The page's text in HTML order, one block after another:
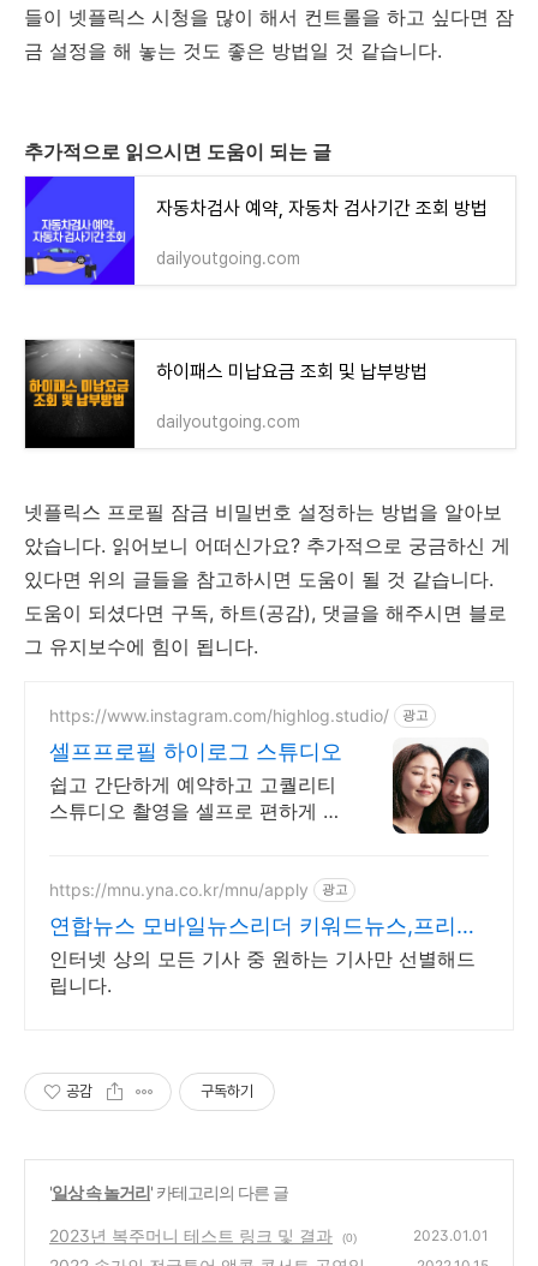
들이 넷플릭스 시청을 많이 해서 컨트롤을 하고 싶다면 잠
금 설정을 해 놓는 것도 좋은 방법일 것 같습니다.
추가적으로 읽으시면 도움이 되는 글
자동차검사 예약, 자동차 검사기간 조회 방법
dailyoutgoing.com
하이패스 미납요금 조회 및 납부방법
dailyoutgoing.com
넷플릭스 프로필 잠금 비밀번호 설정하는 방법을 알아보
았습니다. 읽어보니 어떠신가요? 추가적으로 궁금하신 게
있다면 위의 글들을 참고하시면 도움이 될 것 같습니다.
도움이 되셨다면 구독, 하트(공감), 댓글을 해주시면 블로
그 유지보수에 힘이 됩니다.
https://www.instagram.com/highlog.studio/ 광고
셀프프로필 하이로그 스튜디오
쉽고 간단하게 예약하고 고퀄리티
스튜디오 촬영을 셀프로 편하게 촬
https://mnu.yna.co.kr/mnu/apply 광고
연합뉴스 모바일뉴스리더 키워드뉴스,프리미
엄인물검색
인터넷 상의 모든 기사 중 원하는 기사만 선별해드
립니다.
공감 구독하기
'일상 속 놀거리' 카테고리의 다른 글
2023년 복주머니 테스트 링크 및 결과 (0) 2023.01.01